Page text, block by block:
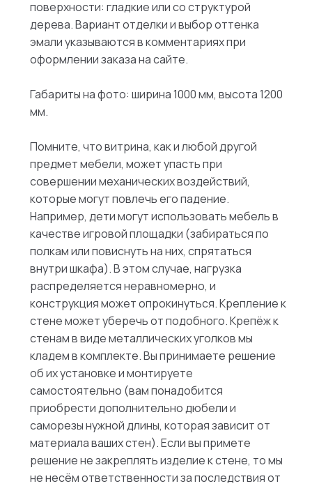
поверхности: гладкие или со структурой
дерева. Вариант отделки и выбор оттенка
эмали указываются в комментариях при
оформлении заказа на сайте.
Габариты на фото: ширина 1000 мм, высота 1200
мм.
Помните, что витрина, как и любой другой
предмет мебели, может упасть при
совершении механических воздействий,
которые могут повлечь его падение.
Например, дети могут использовать мебель в
качестве игровой площадки (забираться по
полкам или повиснуть на них, спрятаться
внутри шкафа). В этом случае, нагрузка
распределяется неравномерно, и
конструкция может опрокинуться. Крепление к
стене может уберечь от подобного. Крепёж к
стенам в виде металлических уголков мы
кладем в комплекте. Вы принимаете решение
об их установке и монтируете
самостоятельно (вам понадобится
приобрести дополнительно дюбели и
саморезы нужной длины, которая зависит от
материала ваших стен). Если вы примете
решение не закреплять изделие к стене, то мы
не несём ответственности за последствия от